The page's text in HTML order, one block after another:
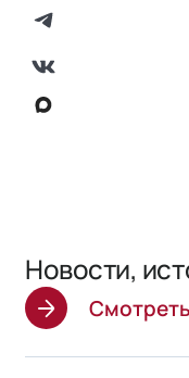
Новости,